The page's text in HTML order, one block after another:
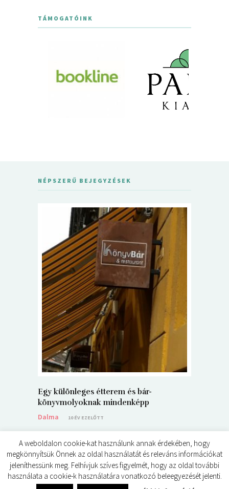
TÁMOGATÓINK
NÉPSZERŰ BEJEGYZÉSEK
Egy különleges étterem és bár-
könyvmolyoknak mindenképp
Dalma
10 ÉV EZELŐTT
© ÉDES KIS KÖNYVKRITIKÁK 2024
A weboldalon cookie-kat használunk annak érdekében, hogy
megkönnyítsük Önnek az oldal használatát és releváns információkat
jeleníthessünk meg. Felhívjuk szíves figyelmét, hogy az oldal további
használata a cookie-k használatára vonatkozó beleegyezését jelenti.